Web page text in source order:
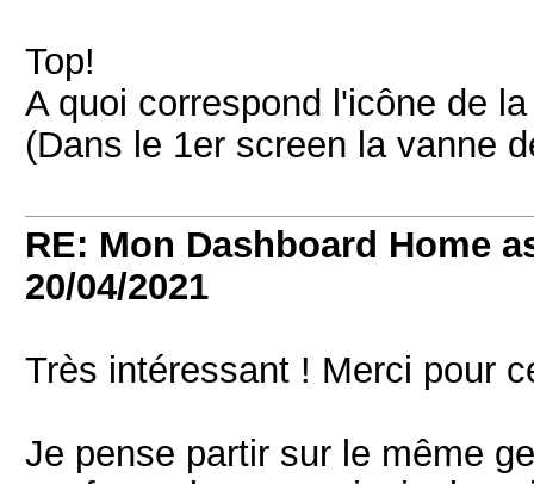
Top!
A quoi correspond l'icône de
(Dans le 1er screen la vanne
RE: Mon Dashboard Home
20/04/2021
Très intéressant ! Merci pour
Je pense partir sur le même